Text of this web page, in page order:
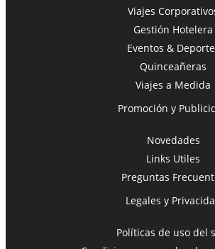
Viajes
Gestión Hotelera
Eventos &
Quinceañeras
Viajes a Medida
Promoción y
Novedades
Links Utiles
Preguntas
Legales y
Políticas de uso del